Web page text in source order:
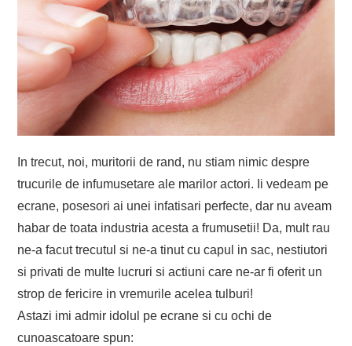
In trecut, noi, muritorii de rand, nu stiam nimic despre
trucurile de infumusetare ale marilor actori. Ii vedeam pe
ecrane, posesori ai unei infatisari perfecte, dar nu aveam
habar de toata industria acesta a frumusetii! Da, mult rau
ne-a facut trecutul si ne-a tinut cu capul in sac, nestiutori
si privati de multe lucruri si actiuni care ne-ar fi oferit un
strop de fericire in vremurile acelea tulburi!
Astazi imi admir idolul pe ecrane si cu ochi de
cunoascatoare spun: